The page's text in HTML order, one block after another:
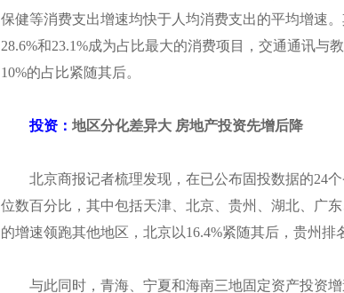
保健等消费支出增速均快于人均消费支出的平均增速
28.6%和23.1%成为占比最大的消费项目，交通通讯与
10%的占比紧随其后。
投资： 地区分化差异大 房地产投资先增后降
北京商报记者梳理发现，在已公布固投数据的24
位数百分比，其中包括天津、北京、贵州、湖北、广
的增速领跑其他地区，北京以16.4%紧随其后，贵州排
与此同时，青海、宁夏和海南三地固定资产投资